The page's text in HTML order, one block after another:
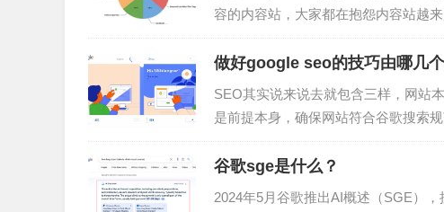
容的内容站，大家都在抱怨内容站越
底修改了哪些内容，对我们关注工具
说非常重要，特别对于简历企业品牌
维。从广义上来说，SEO…
做好google seo的技巧由哪几
SEO其实说来说去就包含三样，网站
是前提本身，确保网站符合谷歌搜索
用户体验和搜索引擎排名。好的网站
搜索引擎更容易爬取和索引你的网站
是内容的前提，找到潜在客户可能会
谷歌sge是什么？
2024年5月谷歌推出AI概述（SGE）